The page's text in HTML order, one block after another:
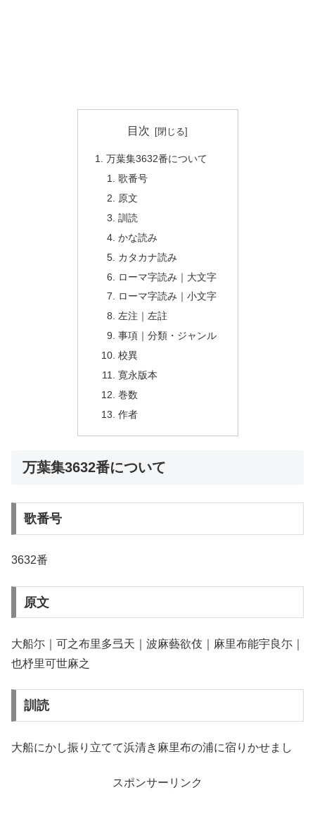
目次
万葉集3632番について
歌番号
原文
訓読
かな読み
カタカナ読み
ローマ字読み｜大文字
ローマ字読み｜小文字
左注｜左註
事項｜分類・ジャンル
校異
寛永版本
巻数
作者
万葉集3632番について
歌番号
3632番
原文
大船尓｜可之布里多弖天｜波麻藝欲伎｜麻里布能宇良尓｜
也杼里可世麻之
訓読
大船にかし振り立てて浜清き麻里布の浦に宿りかせまし
スポンサーリンク